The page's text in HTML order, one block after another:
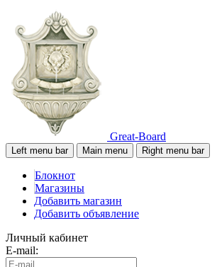
Great-Board
Left menu bar Main menu Right menu bar
Блокнот
Магазины
Добавить магазин
Добавить объявление
Личный кабинет
E-mail: